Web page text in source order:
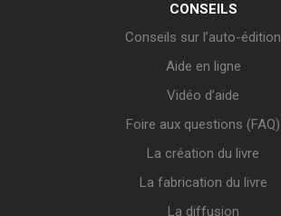
CONSEILS
Conseils sur l’auto-édition
Aide en ligne
Vidéo d’aide
Foire aux questions (FAQ)
La création du livre
La fabrication du livre
La diffusion